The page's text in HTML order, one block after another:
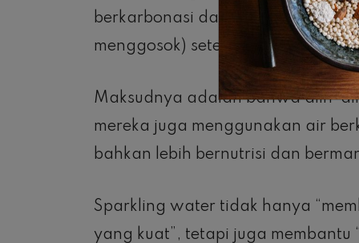
berkarbonasi dan menyekanya ke
menggosok) setelah pembersihan.
Maksudnya adalah bahwa alih-
mereka juga menggunakan air
bahkan lebih bernutrisi dan
Sparkling water tidak hanya
yang kuat”, tetapi juga membantu